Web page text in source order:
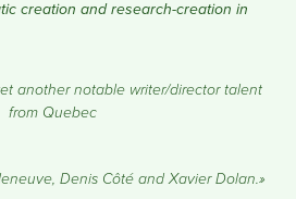
creation and research-creation in
another notable writer/director talent
from Quebec
Denis Côté and Xavier Dolan.»